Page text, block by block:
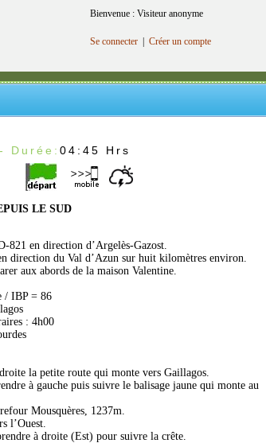
Bienvenue : Visiteur anonyme
Se connecter Créer un compte
- Durée: 04:45 Hrs
LE SUD
821 en direction d’Argelès-Gazost.
direction du Val d’Azun sur huit kilomètres environ.
aux abords de la maison Valentine.
/ IBP = 86
: 4h00
la petite route qui monte vers Gaillagos.
à gauche puis suivre le balisage jaune qui monte au
Mousquères, 1237m.
l’Ouest.
à droite (Est) pour suivre la crête.